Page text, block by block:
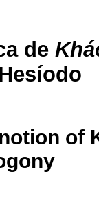
de
of